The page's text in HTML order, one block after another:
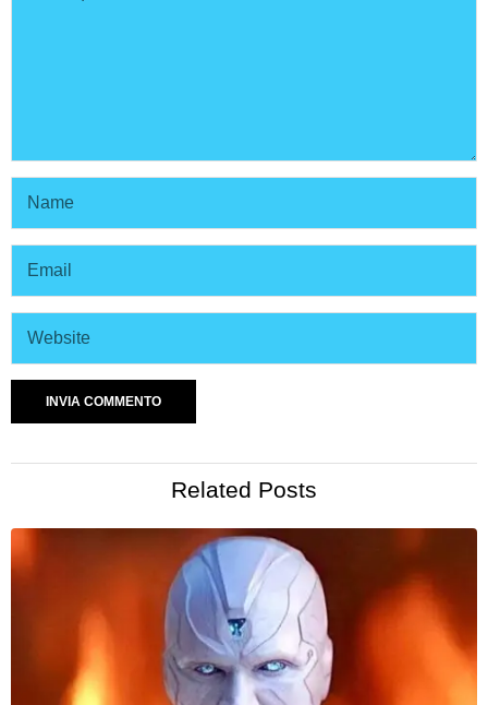
Related Posts